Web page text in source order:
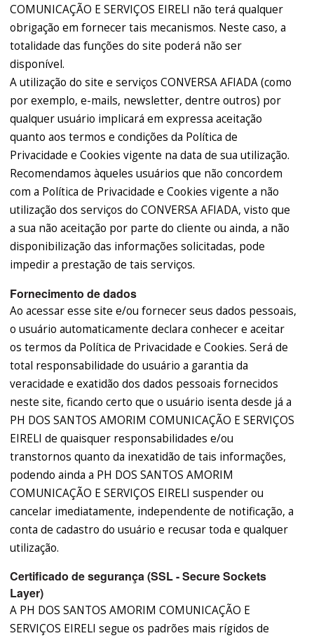
COMUNICAÇÃO E SERVIÇOS EIRELI não terá qualquer
obrigação em fornecer tais mecanismos. Neste caso, a
totalidade das funções do site poderá não ser
disponível.
A utilização do site e serviços CONVERSA AFIADA (como
por exemplo, e-mails, newsletter, dentre outros) por
qualquer usuário implicará em expressa aceitação
quanto aos termos e condições da Política de
Privacidade e Cookies vigente na data de sua utilização.
Recomendamos àqueles usuários que não concordem
com a Política de Privacidade e Cookies vigente a não
utilização dos serviços do CONVERSA AFIADA, visto que
a sua não aceitação por parte do cliente ou ainda, a não
disponibilização das informações solicitadas, pode
impedir a prestação de tais serviços.
Fornecimento de dados
Ao acessar esse site e/ou fornecer seus dados pessoais,
o usuário automaticamente declara conhecer e aceitar
os termos da Política de Privacidade e Cookies. Será de
total responsabilidade do usuário a garantia da
veracidade e exatidão dos dados pessoais fornecidos
neste site, ficando certo que o usuário isenta desde já a
PH DOS SANTOS AMORIM COMUNICAÇÃO E SERVIÇOS
EIRELI de quaisquer responsabilidades e/ou
transtornos quanto da inexatidão de tais informações,
podendo ainda a PH DOS SANTOS AMORIM
COMUNICAÇÃO E SERVIÇOS EIRELI suspender ou
cancelar imediatamente, independente de notificação, a
conta de cadastro do usuário e recusar toda e qualquer
utilização.
Certificado de segurança (SSL - Secure Sockets
Layer)
A PH DOS SANTOS AMORIM COMUNICAÇÃO E
SERVIÇOS EIRELI segue os padrões mais rígidos de